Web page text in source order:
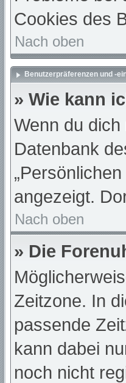
Cookies des
Nach oben
Benutzerpräferenzen und -
» Wie kann
Wenn du
Datenbank
angezeigt.
Nach oben
» Die
Zeitzone. In
passende
kann dabei
noch nicht